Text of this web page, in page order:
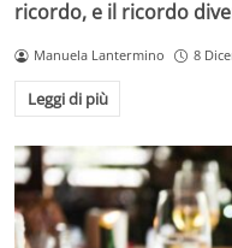
ricordo, e il ricordo
Manuela Lantermino 8
Leggi di più